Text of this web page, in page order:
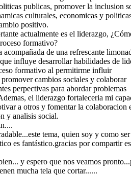
publicas, promover la inclusion
culturales, economicas y
positivo.
actualmente es el liderazgo,
formativo?
de una refrescante
influye desarrollar habilidades de
formativo al permitirme influir
cambios sociales y colaborar
perpectivas para abordar problemas
el liderazgo fortaleceria mi
a otros y fomentar la colaboracion
y analisis social.
tema, quien soy y como
es fantástico.gracias por compartir
y espero que nos veamos
mucha tela que cortar......